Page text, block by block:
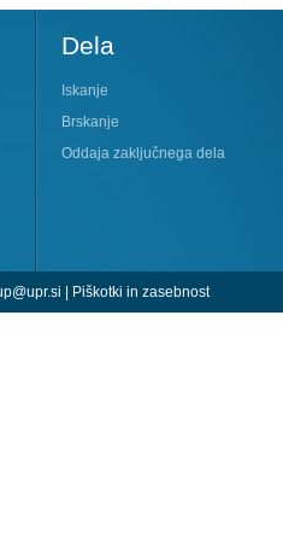
Dela
Iskanje
Brskanje
Oddaja zaključnega dela
Piškotki in zasebnost